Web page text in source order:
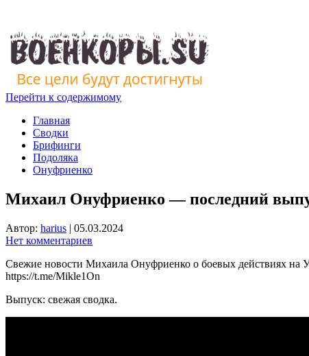
Перейти к содержимому
Главная
Сводки
Брифинги
Подоляка
Онуфриенко
Михаил Онуфриенко — последний
Автор: harius | 05.03.2024
Нет комментариев
Свежие новости Михаила Онуфриенко о боевых действиях на
https://t.me/Mikle1On
Выпуск: свежая сводка.